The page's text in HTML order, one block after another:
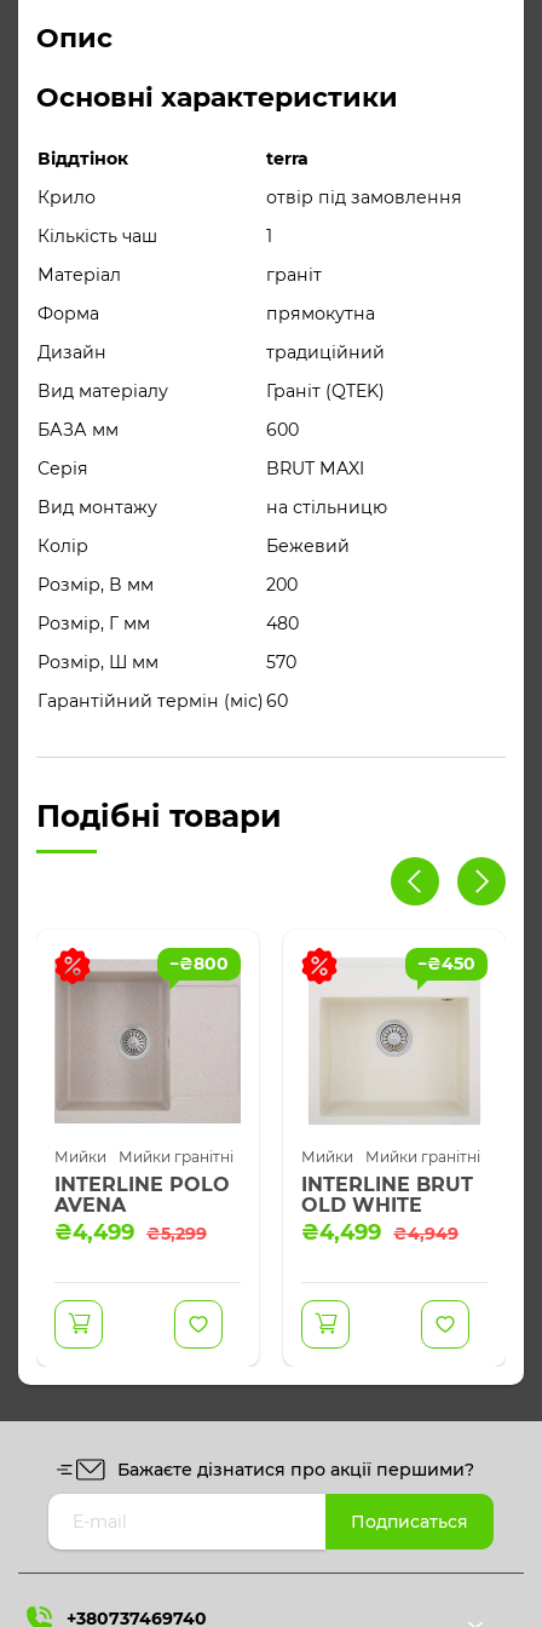
граніт, а все
компоненти матеріалу екологічно
безпечні і сертифіковані.
Поверхня таких мийок стійка до
забруднень з причини відсутності
Опис
Основні характеристики
Віддтінок
terra
Крило
отвір під замовлення
Кількість чаш
1
Матеріал
граніт
Форма
прямокутна
Дизайн
традиційний
Вид матеріалу
Граніт (QTEK)
БАЗА мм
600
Серія
BRUT MAXI
Вид монтажу
на стільницю
Колір
Бежевий
Розмір, В мм
200
Розмір, Г мм
480
Розмір, Ш мм
570
Гарантійний термін (міс)60
Подібні товари
−₴800
Мийки Мийки гранітні
INTERLINE POLO
AVENA
₴5,299
Оригінальна
₴4,499
Поточна
−₴450
Мийки Мийки гранітні
INTERLINE BRUT
OLD WHITE
₴4,949
Оригінальна
₴4,499
Поточна
Бажаєте дізнатися про акції першими?
+380737469740